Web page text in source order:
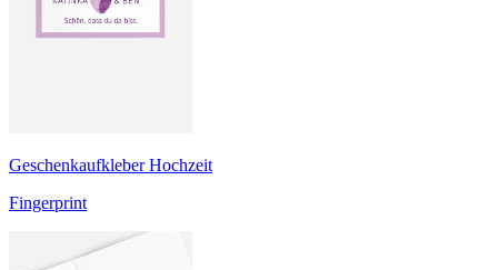
Geschenkaufkleber Hochzeit
Fingerprint